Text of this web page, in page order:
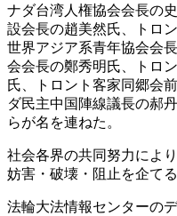
ナダ台湾人権協会会長の
設会長の趙美然氏、トロ
世界アジア系青年協会会
会会長の鄭秀明氏、トロ
氏、トロント客家同郷会
ダ民主中国陣線議長の郝
らが名を連ねた。
社会各界の共同努力によ
妨害・破壊・阻止を企て
法輪大法情報センターの